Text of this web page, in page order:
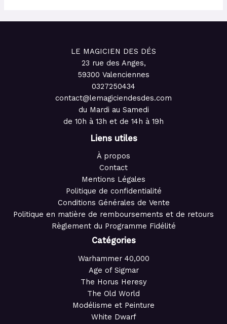
LE MAGICIEN DES DÉS
23 rue des Anges,
59300 Valenciennes
0327250434
contact@lemagiciendesdes.com
du Mardi au Samedi
de 10h à 13h et de 14h à 19h
Liens utiles
À propos
Contact
Mentions Légales
Politique de confidentialité
Conditions Générales de Vente
Politique en matière de remboursements et de retours
Règlement du Programme Fidélité
Catégories
Warhammer 40,000
Age of Sigmar
The Horus Heresy
The Old World
Modélisme et Peinture
White Dwarf